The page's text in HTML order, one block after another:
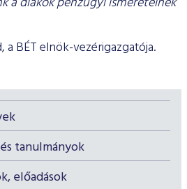
tanulmányok
előadások
a BÉT elnök-vezérigazgatója.